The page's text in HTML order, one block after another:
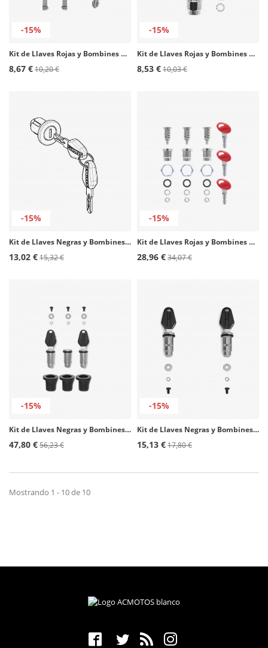
-15%
Kit de Llaves Rojas y Bombines para Bolsas Click System SHAD X1SESTLR
8,67 €10,20 €
-15%
Kit de Llaves Rojas y Bombines para Maletas SHAD 201722R
8,53 €10,03 €
-15%
Kit de Llaves Negras y Bombines para Maletas SHAD 203076R
13,02 €15,32 €
-15%
Kit de Llaves Rojas y Bombines para Maletas SHAD 200062R
28,96 €34,07 €
-15%
Kit de Llaves Negras y Bombines para Maletas SHAD 203134R
47,80 €56,23 €
-15%
Kit de Llaves Negras y Bombines para Maletas SHAD 204115R
15,13 €17,80 €
Mostrando 1 - 10 de 10